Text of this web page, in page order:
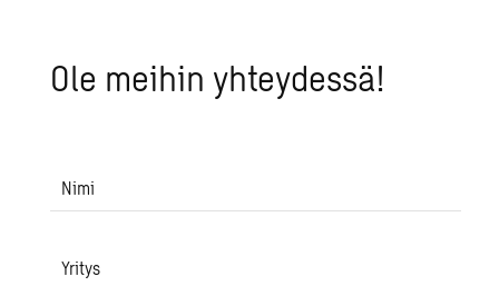
Ole mei­hin yh­tey­des­sä!
Nimi
Yritys